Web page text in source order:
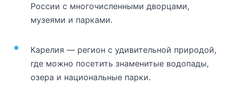
России с многочисленными дворцами,
музеями и парками.
Карелия — регион с удивительной природой,
где можно посетить знаменитые водопады,
озера и национальные парки.